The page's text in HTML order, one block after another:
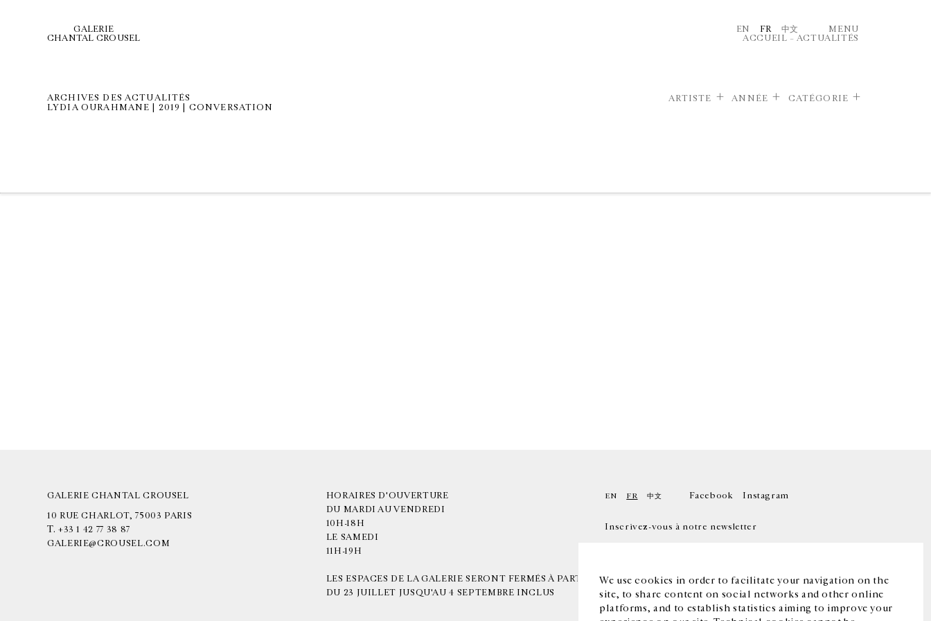
We use cookies in order to facilitate your navigation on the
site, to share content on social networks and other online
platforms, and to establish statistics aiming to improve your
GALERIE
CHANTAL CROUSEL
EN FR 中文
MENU
ACCUEIL – ACTUALITÉS
ARCHIVES DES ACTUALITÉS
LYDIA OURAHMANE | 2019 | CONVERSATION
ARTISTE ANNÉE CATÉGORIE
GALERIE CHANTAL CROUSEL
10 RUE CHARLOT, 75003 PARIS
T. +33 1 42 77 38 87
GALERIE@CROUSEL.COM
HORAIRES D'OUVERTURE
DU MARDI AU VENDREDI
10H-18H
LE SAMEDI
11H-19H
LES ESPACES DE LA GALERIE SERONT FERMÉS À PARTIR
DU 23 JUILLET JUSQU'AU 4 SEPTEMBRE INCLUS
EN FR 中文 Facebook Instagram
Inscrivez-vous à notre newsletter